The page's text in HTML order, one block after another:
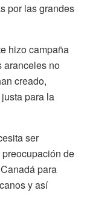
por las grandes
hizo campaña
aranceles no
creado,
para la
ser
de
para
y así